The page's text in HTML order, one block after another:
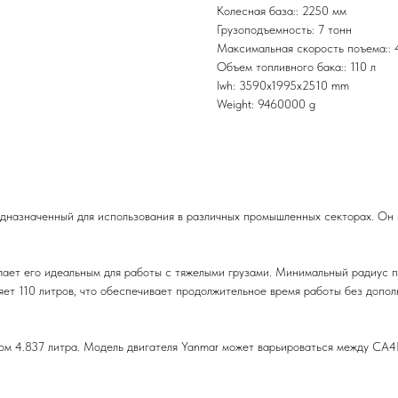
Колесная база:: 2250 мм
Грузоподъемность: 7 тонн
Максимальная скорость
Объем топливного бака:: 110 л
lwh: 3590x1995x2510 mm
Weight: 9460000 g
для использования в различных промышленных секторах.
его идеальным для работы с тяжелыми грузами. Минимальный
110 литров, что обеспечивает продолжительное время работы без
литра. Модель двигателя Yanmar может варьироваться между